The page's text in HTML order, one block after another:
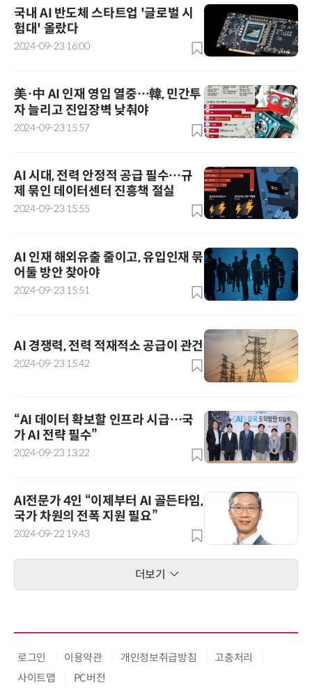
국내 AI 반도체 스타트업 '글로벌 시
험대' 올랐다
2024-09-23 16:00
美·中 AI 인재 영입 열중…韓, 민간투
자 늘리고 진입장벽 낮춰야
2024-09-23 15:57
AI 시대, 전력 안정적 공급 필수…규
제 묶인 데이터센터 진흥책 절실
2024-09-23 15:55
AI 인재 해외유출 줄이고, 유입인재 묶
어둘 방안 찾아야
2024-09-23 15:51
AI 경쟁력, 전력 적재적소 공급이 관건
2024-09-23 15:42
“AI 데이터 확보할 인프라 시급…국
가 AI 전략 필수”
2024-09-23 13:22
AI전문가 4인 “이제부터 AI 골든타임,
국가 차원의 전폭 지원 필요”
2024-09-22 19:43
더보기
로그인 이용약관 개인정보취급방침
고충처리
사이트맵
PC버전